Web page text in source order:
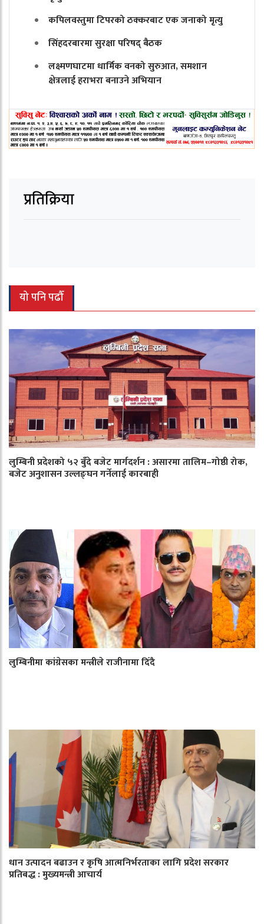
कपिलवस्तुमा टिपरको ठक्करबाट एक जनाको मृत्यु
सिंहदरबारमा सुरक्षा परिषद् बैठक
लक्ष्मणघाटमा धार्मिक वनको सुरुआत, समशान
क्षेत्रलाई हराभरा बनाउने अभियान
प्रतिक्रिया
यो पनि पढौँ
लुम्बिनी प्रदेशको ५२ बुँदे बजेट मार्गदर्शन : असारमा तालिम–गोष्ठी रोक,
बजेट अनुशासन उल्लङ्घन गर्नेलाई कारबाही
लुम्बिनीमा कांग्रेसका मन्त्रीले राजीनामा दिँदै
धान उत्पादन बढाउन र कृषि आत्मनिर्भरताका लागि प्रदेश सरकार
प्रतिबद्ध : मुख्यमन्त्री आचार्य